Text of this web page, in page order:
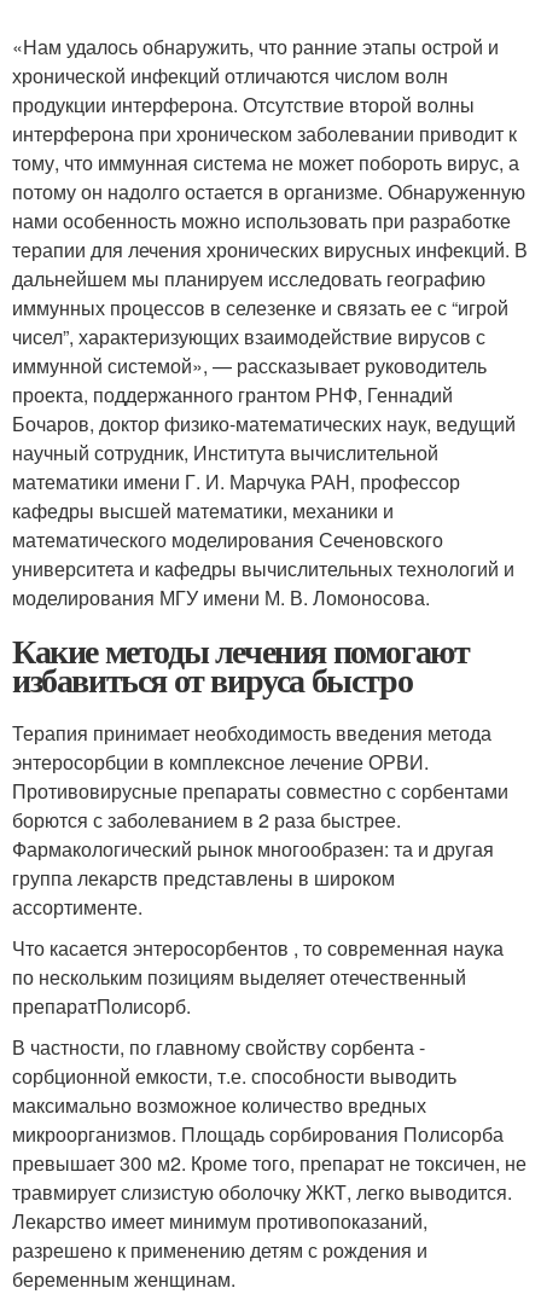
«Нам удалось обнаружить, что ранние этапы острой и
хронической инфекций отличаются числом волн
продукции интерферона. Отсутствие второй волны
интерферона при хроническом заболевании приводит к
тому, что иммунная система не может побороть вирус, а
потому он надолго остается в организме. Обнаруженную
нами особенность можно использовать при разработке
терапии для лечения хронических вирусных инфекций. В
дальнейшем мы планируем исследовать географию
иммунных процессов в селезенке и связать ее с “игрой
чисел”, характеризующих взаимодействие вирусов с
иммунной системой», — рассказывает руководитель
проекта, поддержанного грантом РНФ, Геннадий
Бочаров, доктор физико-математических наук, ведущий
научный сотрудник, Института вычислительной
математики имени Г. И. Марчука РАН, профессор
кафедры высшей математики, механики и
математического моделирования Сеченовского
университета и кафедры вычислительных технологий и
моделирования МГУ имени М. В. Ломоносова.
Какие методы лечения помогают
избавиться от вируса быстро
Терапия принимает необходимость введения метода
энтеросорбции в комплексное лечение ОРВИ.
Противовирусные препараты совместно с сорбентами
борются с заболеванием в 2 раза быстрее.
Фармакологический рынок многообразен: та и другая
группа лекарств представлены в широком
ассортименте.
Что касается энтеросорбентов , то современная наука
по нескольким позициям выделяет отечественный
препаратПолисорб.
В частности, по главному свойству сорбента -
сорбционной емкости, т.е. способности выводить
максимально возможное количество вредных
микроорганизмов. Площадь сорбирования Полисорба
превышает 300 м2. Кроме того, препарат не токсичен, не
травмирует слизистую оболочку ЖКТ, легко выводится.
Лекарство имеет минимум противопоказаний,
разрешено к применению детям с рождения и
беременным женщинам.